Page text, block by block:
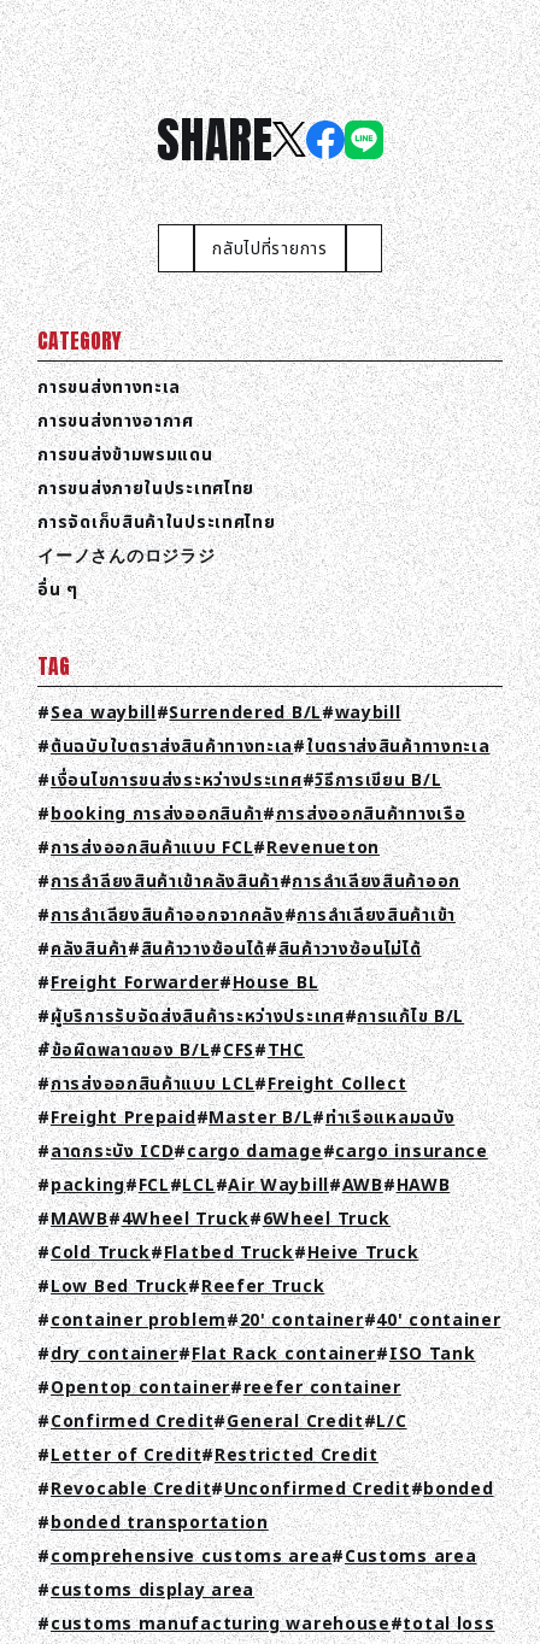
SHARE
กลับไปที่รายการ
CATEGORY
การขนส่งทางทะเล
การขนส่งทางอากาศ
การขนส่งข้ามพรมแดน
การขนส่งภายในประเทศไทย
การจัดเก็บสินค้าในประเทศไทย
イーノさんのロジラジ
อื่น ๆ
TAG
Sea waybill Surrendered B/L waybill
ต้นฉบับใบตราส่งสินค้าทางทะเล ใบตราส่งสินค้าทางทะเล
เงื่อนไขการขนส่งระหว่างประเทศ วิธีการเขียน B/L
booking การส่งออกสินค้า การส่งออกสินค้าทางเรือ
การส่งออกสินค้าแบบ FCL Revenueton
การลำลียงสินค้าเข้าคลังสินค้า การลำเลียงสินค้าออก
การลำเลียงสินค้าออกจากคลัง การลำเลียงสินค้าเข้า
คลังสินค้า สินค้าวางซ้อนได้ สินค้าวางซ้อนไม่ได้
Freight Forwarder House BL
ผู้บริการรับจัดส่งสินค้าระหว่างประเทศ การแก้ไข B/L
้ข้อผิดพลาดของ B/L CFS THC
การส่งออกสินค้าแบบ LCL Freight Collect
Freight Prepaid Master B/L ท่าเรือแหลมฉบัง
ลาดกระบัง ICD cargo damage cargo insurance
packing FCL LCL Air Waybill AWB HAWB
MAWB 4Wheel Truck 6Wheel Truck
Cold Truck Flatbed Truck Heive Truck
Low Bed Truck Reefer Truck
container problem 20' container 40' container
dry container Flat Rack container ISO Tank
Opentop container reefer container
Confirmed Credit General Credit L/C
Letter of Credit Restricted Credit
Revocable Credit Unconfirmed Credit bonded
bonded transportation
comprehensive customs area Customs area
customs display area
customs manufacturing warehouse total loss